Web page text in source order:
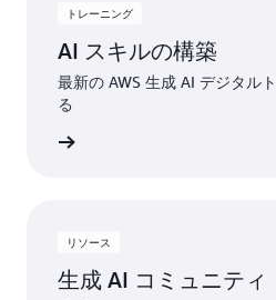
トレーニング
AI スキルの構築
最新の AWS 生成 AI デジタル
る
リソース
生成 AI コミュニティ